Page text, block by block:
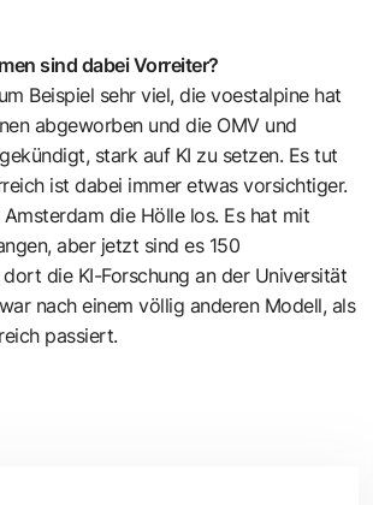
sind dabei Vorreiter?
Beispiel sehr viel, die voestalpine hat
abgeworben und die OMV und
stark auf KI zu setzen. Es tut
ist dabei immer etwas vorsichtiger.
die Hölle los. Es hat mit
aber jetzt sind es 150
die KI-Forschung an der Universität
nach einem völlig anderen Modell, als
passiert.